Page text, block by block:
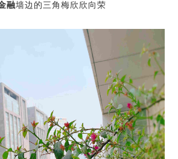
融墙边的三角梅欣欣向荣